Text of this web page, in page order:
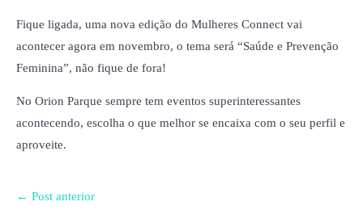
Fique ligada, uma nova edição do Mulheres Connect vai
acontecer agora em novembro, o tema será “Saúde e Prevenção
Feminina”, não fique de fora!
No Orion Parque sempre tem eventos superinteressantes
acontecendo, escolha o que melhor se encaixa com o seu perfil e
aproveite.
← Post anterior